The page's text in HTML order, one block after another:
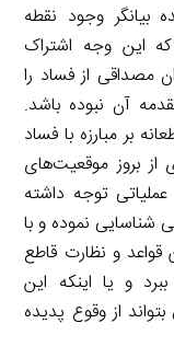
وجود نقطه
این وجه اشتراک
مصداقی از فساد را
آن نبوده باشد.
بر مبارزه با فساد
از بروز موقعیت‌های
توجه داشته
شناسایی نموده و با
قواعد و نظارت قاطع
و یا اینکه این
از وقوع پدیده